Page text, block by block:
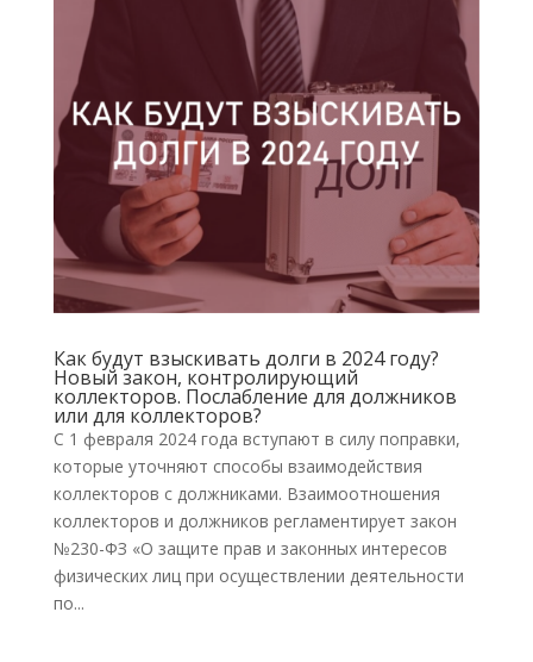
Как будут взыскивать долги в 2024 году?
Новый закон, контролирующий
коллекторов. Послабление для должников
или для коллекторов?
С 1 февраля 2024 года вступают в силу поправки,
которые уточняют способы взаимодействия
коллекторов с должниками. Взаимоотношения
коллекторов и должников регламентирует закон
№230-ФЗ «О защите прав и законных интересов
физических лиц при осуществлении деятельности
по...